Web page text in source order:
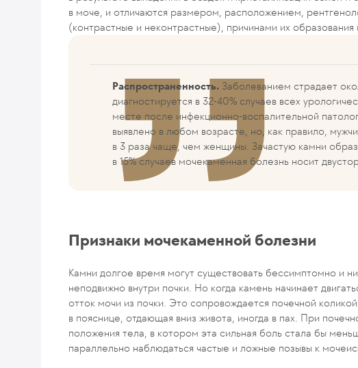
в моче, и отличаются размером, расположением,
(контрастные и неконтрастные), причинами их
Распространенность. Заболеванием страдает
диагностируется в 32-40% случаев всех
месте после инфекционно-воспалительной
выявлено в любом возрасте, но, как правило,
в 3 раза чаще, чем женщины. Зачастую камни
в 15% случаев мочекаменная болезнь носит
Признаки мочекаменной болезни
Камни долгое время могут существовать бессимптомно и
неподвижно внутри почки. Но когда камень начинает
отток мочи из почки. Это сопровождается почечной
в пояснице, отдающая вниз живота, иногда в пах. При
положения тела, в котором эта сильная боль стала бы
параллельно наблюдаться частые и ложные позывы к